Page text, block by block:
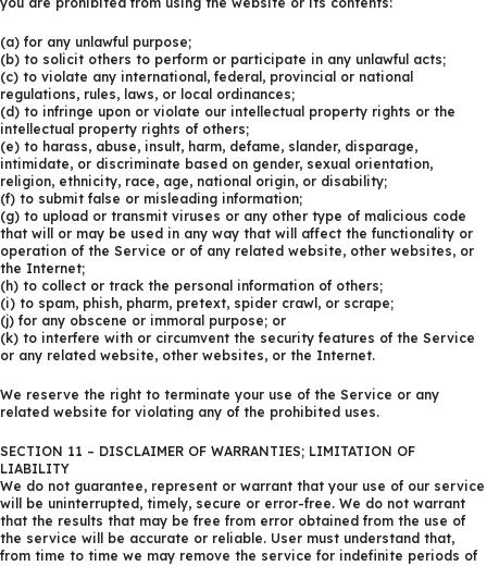
(a) for any unlawful purpose;
(b) to solicit others to perform or participate in any unlawful acts;
(c) to violate any international, federal, provincial or national
regulations, rules, laws, or local ordinances;
(d) to infringe upon or violate our intellectual property rights or the
intellectual property rights of others;
(e) to harass, abuse, insult, harm, defame, slander, disparage,
intimidate, or discriminate based on gender, sexual orientation,
religion, ethnicity, race, age, national origin, or disability;
(f) to submit false or misleading information;
(g) to upload or transmit viruses or any other type of malicious code
that will or may be used in any way that will affect the functionality or
operation of the Service or of any related website, other websites, or
the Internet;
(h) to collect or track the personal information of others;
(i) to spam, phish, pharm, pretext, spider crawl, or scrape;
(j) for any obscene or immoral purpose; or
(k) to interfere with or circumvent the security features of the Service
or any related website, other websites, or the Internet.
We reserve the right to terminate your use of the Service or any
related website for violating any of the prohibited uses.
SECTION 11 – DISCLAIMER OF WARRANTIES; LIMITATION OF
LIABILITY
We do not guarantee, represent or warrant that your use of our service
will be uninterrupted, timely, secure or error-free. We do not warrant
that the results that may be free from error obtained from the use of
the service will be accurate or reliable. User must understand that,
from time to time we may remove the service for indefinite periods of